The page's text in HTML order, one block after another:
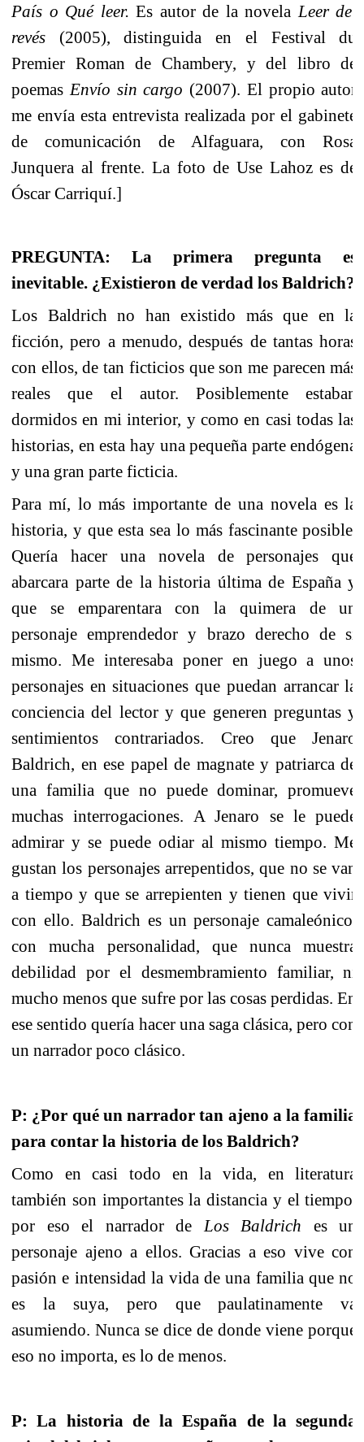
País o Qué leer. Es autor de la novela Leer del
revés (2005),distinguida en el Festival du
Premier Roman de Chambery, y del libro de
poemas Envío sin cargo (2007). El propio autor
me envía esta entrevista realizada por el gabinete
de comunicación de Alfaguara, con Rosa
Junquera al frente. La foto de Use Lahoz es de
Óscar Carriquí.]
PREGUNTA: La primera pregunta es
inevitable. ¿Existieron de verdad los Baldrich?
Los Baldrich no han existido más que en la
ficción, pero a menudo, después de tantas horas
con ellos, de tan ficticios que son me parecen más
reales que el autor. Posiblemente estaban
dormidos en mi interior, y como en casi todas las
historias, en esta hay una pequeña parte endógena
y una gran parte ficticia.
Para mí, lo más importante de una novela es la
historia, y que esta sea lo más fascinante posible.
Quería hacer una novela de personajes que
abarcara parte de la historia última de España y
que se emparentara con la quimera de un
personaje emprendedor y brazo derecho de sí
mismo. Me interesaba poner en juego a unos
personajes en situaciones que puedan arrancar la
conciencia del lector y que generen preguntas y
sentimientos contrariados. Creo que Jenaro
Baldrich, en ese papel de magnate y patriarca de
una familia que no puede dominar, promueve
muchas interrogaciones. A Jenaro se le puede
admirar y se puede odiar al mismo tiempo. Me
gustan los personajes arrepentidos, que no se van
a tiempo y que se arrepienten y tienen que vivir
con ello. Baldrich es un personaje camaleónico,
con mucha personalidad, que nunca muestra
debilidad por el desmembramiento familiar, ni
mucho menos que sufre por las cosas perdidas. En
ese sentido quería hacer una saga clásica, pero con
un narrador poco clásico.
P: ¿Por qué un narrador tan ajeno a la familia
para contar la historia de los Baldrich?
Como en casi todo en la vida, en literatura
también son importantes la distancia y el tiempo,
por eso el narrador de Los Baldrich es un
personaje ajeno a ellos. Gracias a eso vive con
pasión e intensidad la vida de una familia que no
es la suya, pero que paulatinamente va
asumiendo. Nunca se dice de donde viene porque
eso no importa, es lo de menos.
P: La historia de la España de la segunda